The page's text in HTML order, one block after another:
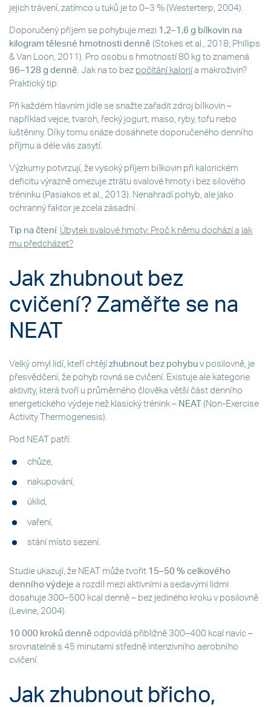
jejich trávení, zatímco u tuků je to 0–3 % (Westerterp, 2004).
Doporučený příjem se pohybuje mezi 1,2–1,6 g bílkovin na
kilogram tělesné hmotnosti denně (Stokes et al., 2018; Phillips
& Van Loon, 2011). Pro osobu s hmotností 80 kg to znamená
96–128 g denně. Jak na to bez počítání kalorií a makroživin?
Praktický tip:
Při každém hlavním jídle se snažte zařadit zdroj bílkovin –
například vejce, tvaroh, řecký jogurt, maso, ryby, tofu nebo
luštěniny. Díky tomu snáze dosáhnete doporučeného denního
příjmu a déle vás zasytí.
Výzkumy potvrzují, že vysoký příjem bílkovin při kalorickém
deficitu výrazně omezuje ztrátu svalové hmoty i bez silového
tréninku (Pasiakos et al., 2013). Nenahradí pohyb, ale jako
ochranný faktor je zcela zásadní.
Tip na čtení: Úbytek svalové hmoty: Proč k němu dochází a jak
mu předcházet?
Jak zhubnout bez
cvičení? Zaměřte se na
NEAT
Velký omyl lidí, kteří chtějí zhubnout bez pohybu v posilovně, je
přesvědčení, že pohyb rovná se cvičení. Existuje ale kategorie
aktivity, která tvoří u průměrného člověka větší část denního
energetického výdeje než klasický trénink – NEAT
(Non-Exercise
Activity Thermogenesis).
Pod NEAT patří:
chůze,
nakupování,
úklid,
vaření,
stání místo sezení.
Studie ukazují, že NEAT může tvořit 15–50 % celkového
denního výdeje a rozdíl mezi aktivními a sedavými lidmi
dosahuje 300–500 kcal denně – bez jediného kroku v posilovně
(Levine, 2004).
10 000 kroků denně odpovídá přibližně 300–400 kcal navíc –
srovnatelně s 45 minutami středně intenzivního aerobního
cvičení.
Jak zhubnout břicho,